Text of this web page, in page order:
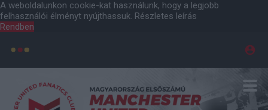
A weboldalunkon cookie-kat használunk, hogy a legjobb
felhasználói élményt nyújthassuk. Részletes leírás
Rendben